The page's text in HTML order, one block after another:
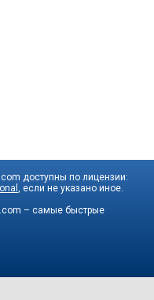
доступны по лицензии:
, если не указано иное.
– самые быстрые